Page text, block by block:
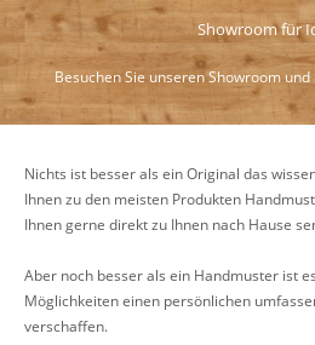
Showroom für
Besuchen Sie unseren Showroom
Nichts ist besser als ein Original das
Ihnen zu den meisten Produkten
Ihnen gerne direkt zu Ihnen nach Hause
Aber noch besser als ein Handmuster ist
Möglichkeiten einen persönlichen
verschaffen.